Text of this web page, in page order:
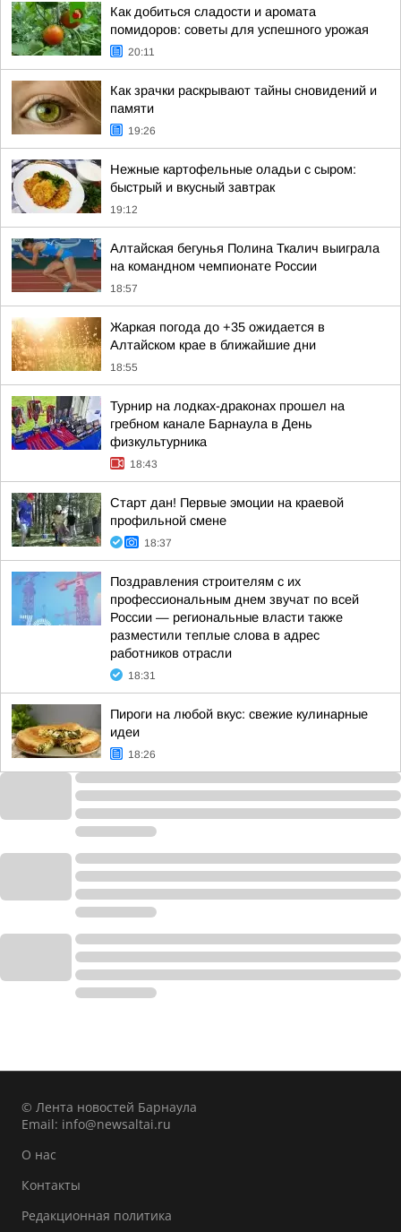
Как добиться сладости и аромата
помидоров: советы для успешного урожая
20:11
Как зрачки раскрывают тайны сновидений и
памяти
19:26
Нежные картофельные оладьи с сыром:
быстрый и вкусный завтрак
19:12
Алтайская бегунья Полина Ткалич выиграла
на командном чемпионате России
18:57
Жаркая погода до +35 ожидается в
Алтайском крае в ближайшие дни
18:55
Турнир на лодках-драконах прошел на
гребном канале Барнаула в День
физкультурника
18:43
Старт дан! Первые эмоции на краевой
профильной смене
18:37
Поздравления строителям с их
профессиональным днем звучат по всей
России — региональные власти также
разместили теплые слова в адрес
работников отрасли
18:31
Пироги на любой вкус: свежие кулинарные
идеи
18:26
© Лента новостей Барнаула
Email: info@newsaltai.ru
О нас
Контакты
Редакционная политика